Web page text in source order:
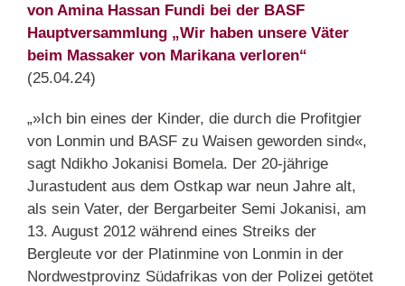
von Amina Hassan Fundi bei der BASF
Hauptversammlung „Wir haben unsere Väter
beim Massaker von Marikana verloren“
(25.04.24)
„»Ich bin eines der Kinder, die durch die Profitgier
von Lonmin und BASF zu Waisen geworden sind«,
sagt Ndikho Jokanisi Bomela. Der 20-jährige
Jurastudent aus dem Ostkap war neun Jahre alt,
als sein Vater, der Bergarbeiter Semi Jokanisi, am
13. August 2012 während eines Streiks der
Bergleute vor der Platinmine von Lonmin in der
Nordwestprovinz Südafrikas von der Polizei getötet